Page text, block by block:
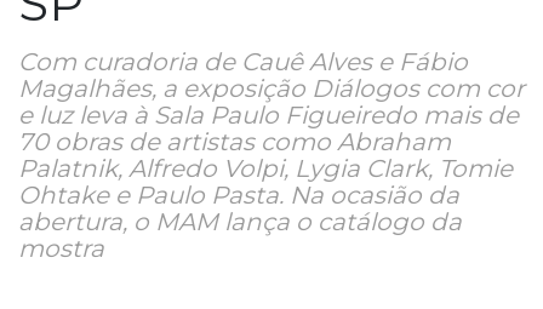
Com curadoria de Cauê Alves e Fábio
Magalhães, a exposição Diálogos com cor
e luz leva à Sala Paulo Figueiredo mais de
70 obras de artistas como Abraham
Palatnik, Alfredo Volpi, Lygia Clark, Tomie
Ohtake e Paulo Pasta. Na ocasião da
abertura, o MAM lança o catálogo da
mostra